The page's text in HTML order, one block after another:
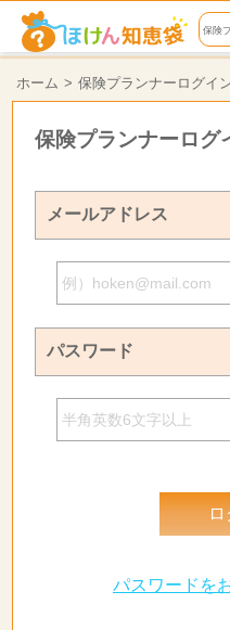
保険
ホーム 保険プランナーログイ
保険プランナーログ
メールアドレス
パスワード
パスワードを